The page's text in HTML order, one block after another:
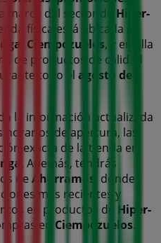
marca del sector de Hiper-
física está ubicada en
Ciempozuelos, y en ella
de productos de calidad
todo el agosto de
la información actualizada
horarios de apertura, las
exacta de la tienda en
. Además, tendrás
de Ahorramas , donde
más recientes y
en productos de
Hiper-
en Ciempozuelos.